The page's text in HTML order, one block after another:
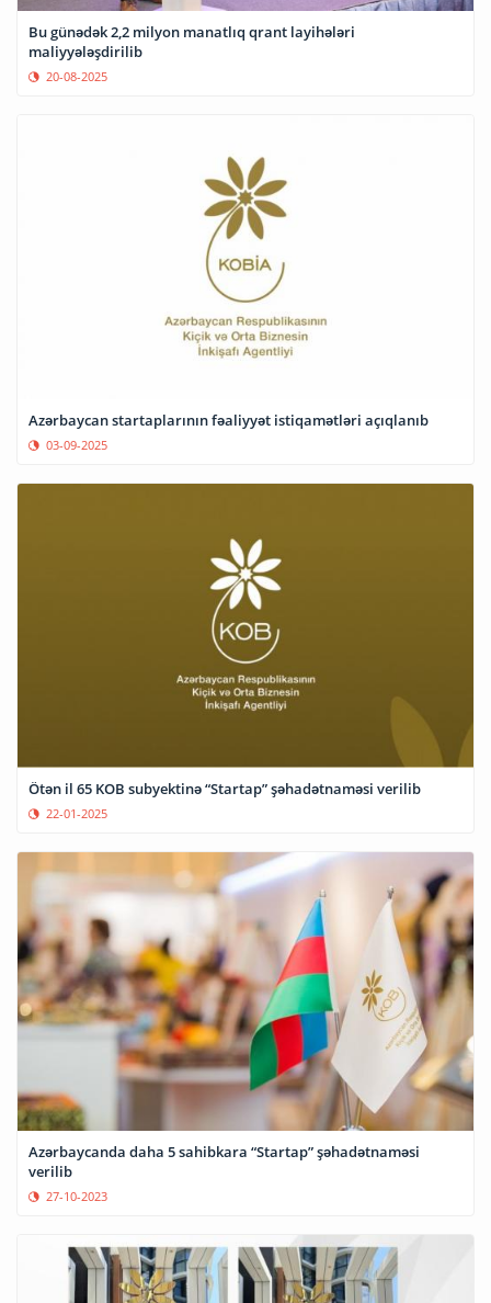
Bu günədək 2,2 milyon manatlıq qrant layihələri
maliyyələşdirilib
20-08-2025
Azərbaycan startaplarının fəaliyyət istiqamətləri açıqlanıb
03-09-2025
Ötən il 65 KOB subyektinə “Startap” şəhadətnaməsi verilib
22-01-2025
Azərbaycanda daha 5 sahibkara “Startap” şəhadətnaməsi
verilib
27-10-2023